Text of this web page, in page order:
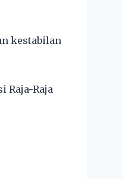
kestabilan
Raja-Raja